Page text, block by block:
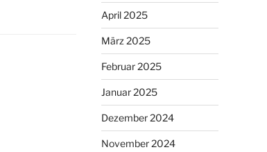
April 2025
März 2025
Februar 2025
Januar 2025
Dezember 2024
November 2024